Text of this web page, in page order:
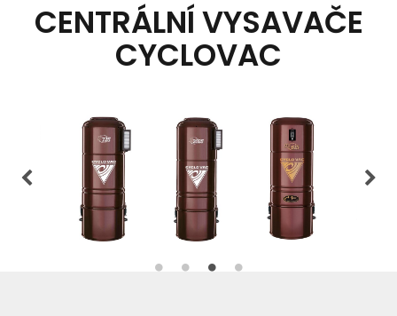
CENTRÁLNÍ VYSAVAČE
CYCLOVAC